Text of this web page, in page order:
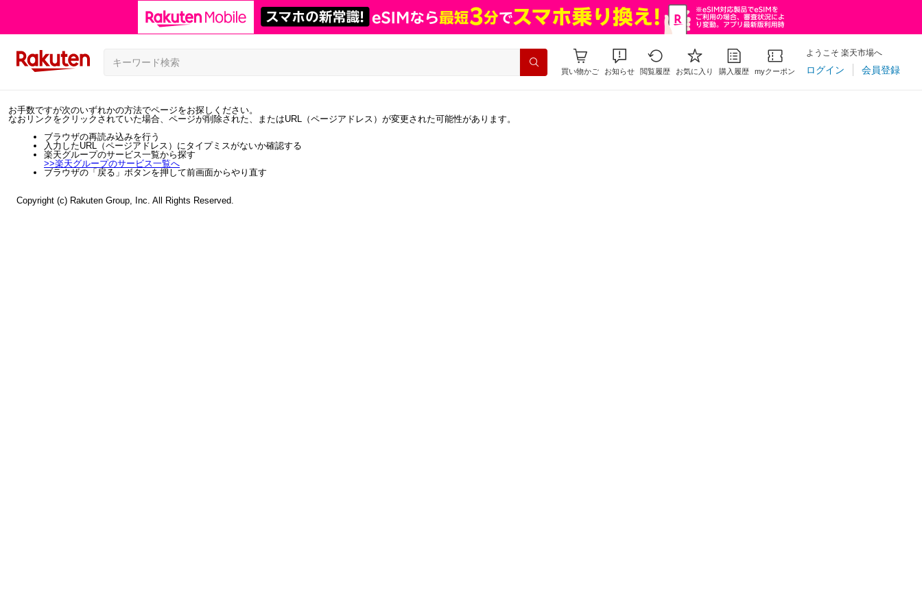
買い物かご お知らせ 閲覧履歴 お気に入り 購入履歴 myクーポン
ようこそ 楽天市場へ
ログイン 会員登録
お手数ですが次のいずれかの方法でページをお探しください。
なおリンクをクリックされていた場合、ページが削除された、またはURL（ページアドレス）が変更された可能性があります。
ブラウザの再読み込みを行う
入力したURL（ページアドレス）にタイプミスがないか確認する
楽天グループのサービス一覧から探す
>>楽天グループのサービス一覧へ
ブラウザの「戻る」ボタンを押して前画面からやり直す
Copyright (c) Rakuten Group, Inc. All Rights Reserved.